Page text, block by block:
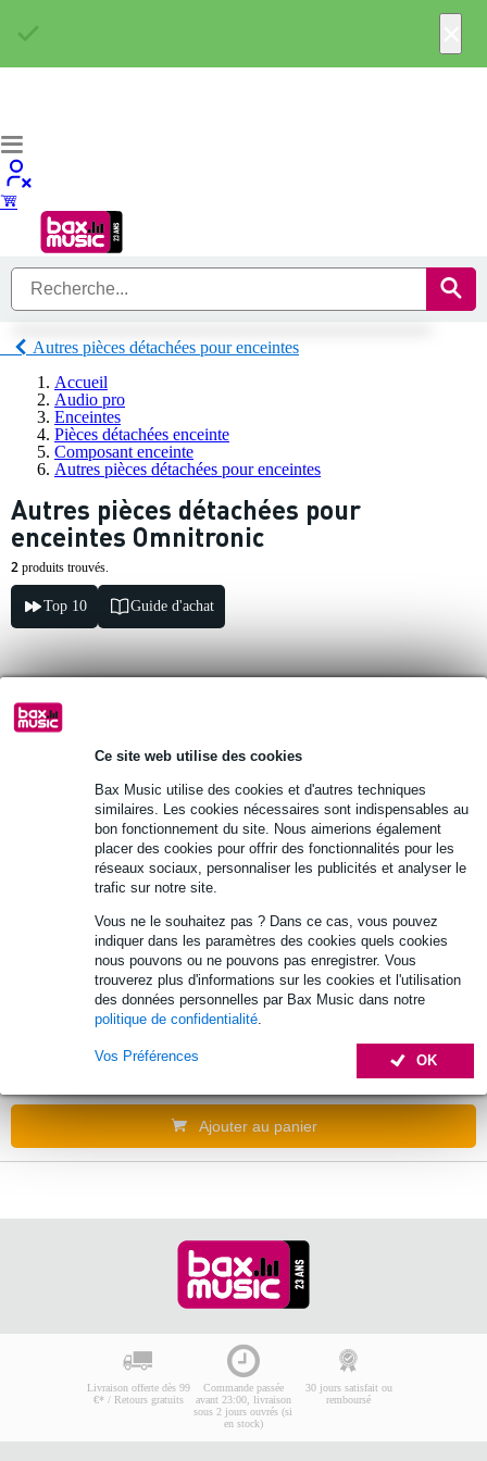
Ce site web utilise des cookies
Bax Music utilise des cookies et d'autres techniques
similaires. Les cookies nécessaires sont indispensables au
bon fonctionnement du site. Nous aimerions également
placer des cookies pour offrir des fonctionnalités pour les
réseaux sociaux, personnaliser les publicités et analyser le
trafic sur notre site.
Vous ne le souhaitez pas ? Dans ce cas, vous pouvez
indiquer dans les paramètres des cookies quels cookies
nous pouvons ou ne pouvons pas enregistrer. Vous
trouverez plus d'informations sur les cookies et l'utilisation
des données personnelles par Bax Music dans notre
politique de confidentialité
OK
Vos Préférences
Autres pièces détachées pour enceintes
Accueil
Audio pro
Enceintes
Pièces détachées enceinte
Composant enceinte
Autres pièces détachées pour enceintes
Autres pièces détachées pour
enceintes Omnitronic
2 produits trouvés.
Top 10 Guide d'achat
Prix public 182 € 178 €
En stock chez le fournisseur
Ajouter au panier
Omnitronic Battery 12V/7000 mAh
batterie au plomb pour systèmes
Omnitronic
Ajouter au panier
Livraison offerte dès 99
€* / Retours gratuits
Commande passée
avant 23:00, livraison
sous 2 jours ouvrés (si
en stock)
30 jours satisfait ou
remboursé